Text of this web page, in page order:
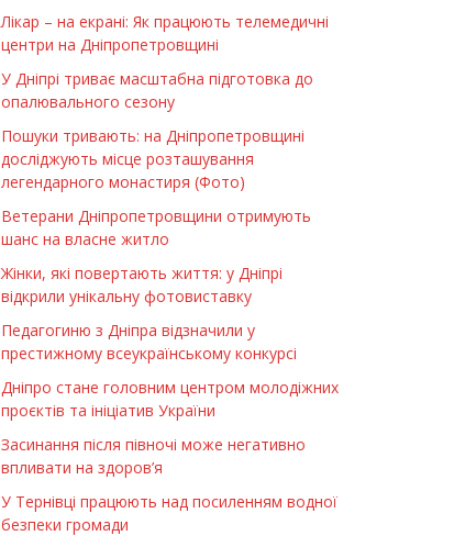
Лікар – на екрані: Як працюють телемедичні
центри на Дніпропетровщині
У Дніпрі триває масштабна підготовка до
опалювального сезону
Пошуки тривають: на Дніпропетровщині
досліджують місце розташування
легендарного монастиря (Фото)
Ветерани Дніпропетровщини отримують
шанс на власне житло
Жінки, які повертають життя: у Дніпрі
відкрили унікальну фотовиставку
Педагогиню з Дніпра відзначили у
престижному всеукраїнському конкурсі
Дніпро стане головним центром молодіжних
проєктів та ініціатив України
Засинання після півночі може негативно
впливати на здоров’я
У Тернівці працюють над посиленням водної
безпеки громади